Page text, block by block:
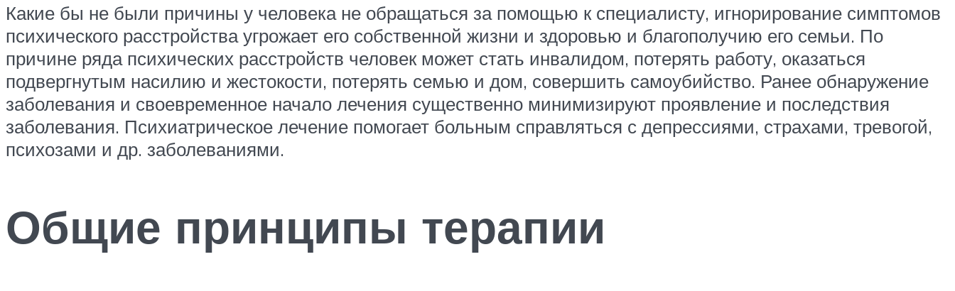
Какие бы не были причины у человека не обращаться за помощью к специалисту, игнорирование симптомов
психического расстройства угрожает его собственной жизни и здоровью и благополучию его семьи. По
причине ряда психических расстройств человек может стать инвалидом, потерять работу, оказаться
подвергнутым насилию и жестокости, потерять семью и дом, совершить самоубийство. Ранее обнаружение
заболевания и своевременное начало лечения существенно минимизируют проявление и последствия
заболевания. Психиатрическое лечение помогает больным справляться с депрессиями, страхами, тревогой,
психозами и др. заболеваниями.
Общие принципы терапии